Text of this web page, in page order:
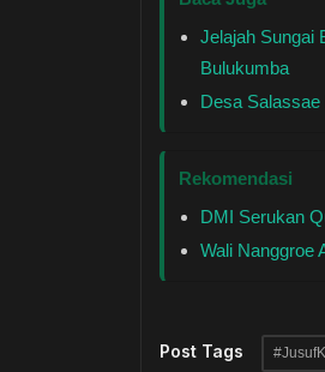
Jelajah Sungai
Bulukumba
Desa
Rekomendasi
DMI Serukan
Wali Nanggroe
Post Tags